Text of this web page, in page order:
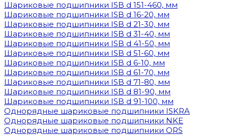
Шариковые подшипники ISB d 151-460, мм
Шариковые подшипники ISB d 16-20, мм
Шариковые подшипники ISB d 21-30, мм
Шариковые подшипники ISB d 31-40, мм
Шариковые подшипники ISB d 41-50, мм
Шариковые подшипники ISB d 51-60, мм
Шариковые подшипники ISB d 6-10, мм
Шариковые подшипники ISB d 61-70, мм
Шариковые подшипники ISB d 71-80, мм
Шариковые подшипники ISB d 81-90, мм
Шариковые подшипники ISB d 91-100, мм
Однорядные шариковые подшипники ISKRA
Однорядные шариковые подшипники NKE
Однорядные шариковые подшипники ORS